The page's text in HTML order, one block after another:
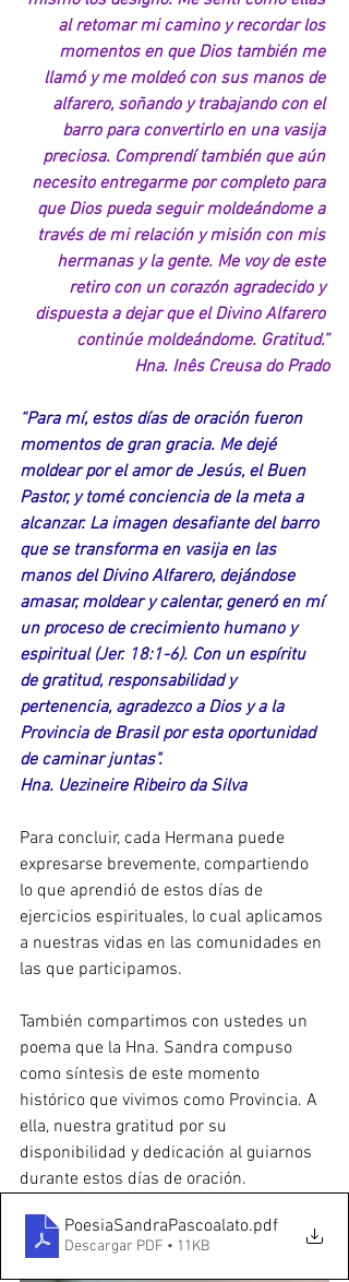
al retomar mi camino y recordar los
momentos en que Dios también me
llamó y me moldeó con sus manos de
alfarero, soñando y trabajando con el
barro para convertirlo en una vasija
preciosa. Comprendí también que aún
necesito entregarme por completo para
que Dios pueda seguir moldeándome a
través de mi relación y misión con mis
hermanas y la gente. Me voy de este
retiro con un corazón agradecido y
dispuesta a dejar que el Divino Alfarero
continúe moldeándome. Gratitud.”
Hna. Inês Creusa do Prado
“Para mí, estos días de oración fueron
momentos de gran gracia. Me dejé
moldear por el amor de Jesús, el Buen
Pastor, y tomé conciencia de la meta a
alcanzar. La imagen desafiante del barro
que se transforma en vasija en las
manos del Divino Alfarero, dejándose
amasar, moldear y calentar, generó en mí
un proceso de crecimiento humano y
espiritual (Jer. 18:1-6). Con un espíritu
de gratitud, responsabilidad y
pertenencia, agradezco a Dios y a la
Provincia de Brasil por esta oportunidad
de caminar juntas".
Hna. Uezineire Ribeiro da Silva
Para concluir, cada Hermana puede
expresarse brevemente, compartiendo
lo que aprendió de estos días de
ejercicios espirituales, lo cual aplicamos
a nuestras vidas en las comunidades en
las que participamos.
También compartimos con ustedes un
poema que la Hna. Sandra compuso
como síntesis de este momento
histórico que vivimos como Provincia. A
ella, nuestra gratitud por su
disponibilidad y dedicación al guiarnos
durante estos días de oración.
PoesiaSandraPascoalato.pdf
Descargar PDF • 11KB